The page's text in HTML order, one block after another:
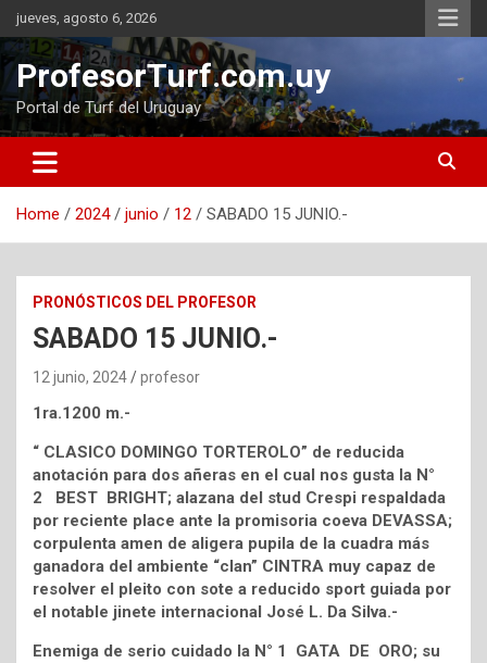
Skip
to
content
jueves, agosto 6, 2026
ProfesorTurf.com.uy
Portal de Turf del Uruguay
Home 2024 junio 12 SABADO 15 JUNIO.-
PRONÓSTICOS DEL PROFESOR
SABADO 15 JUNIO.-
12 junio, 2024 profesor
1ra.1200 m.-
“ CLASICO DOMINGO TORTEROLO” de reducida
anotación para dos añeras en el cual nos gusta la N°
2 BEST BRIGHT; alazana del stud Crespi respaldada
por reciente place ante la promisoria coeva DEVASSA;
corpulenta amen de aligera pupila de la cuadra más
ganadora del ambiente “clan” CINTRA muy capaz de
resolver el pleito con sote a reducido sport guiada por
el notable jinete internacional José L. Da Silva.-
Enemiga de serio cuidado la N° 1 GATA DE ORO; su